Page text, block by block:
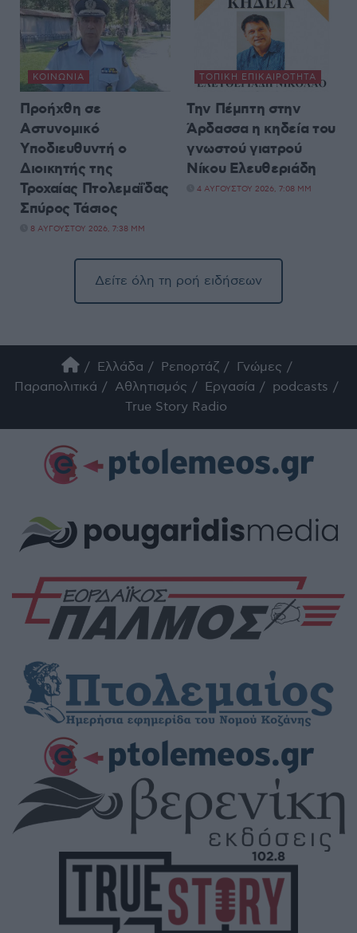
ΚΟΙΝΩΝΊΑ
Προήχθη σε
Αστυνομικό
Υποδιευθυντή ο
Διοικητής της
Τροχαίας Πτολεμαΐδας
Σπύρος Τάσιος
8 ΑΥΓΟΎΣΤΟΥ 2026, 7:38 ΜΜ
ΤΟΠΙΚΉ ΕΠΙΚΑΙΡΌΤΗΤΑ
Την Πέμπτη στην
Άρδασσα η κηδεία του
γνωστού γιατρού
Νίκου Ελευθεριάδη
4 ΑΥΓΟΎΣΤΟΥ 2026, 7:08 ΜΜ
Δείτε όλη τη ροή ειδήσεων
Ελλάδα Ρεπορτάζ
Γνώμες
Παραπολιτικά
Αθλητισμός Εργασία
podcasts
True Story Radio